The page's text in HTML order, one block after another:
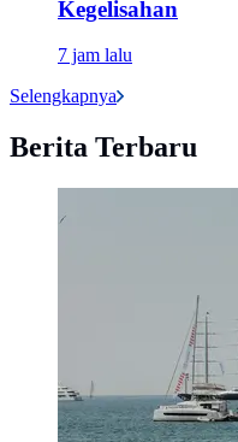
Kegelisahan
7 jam lalu
Selengkapnya
Berita Terbaru